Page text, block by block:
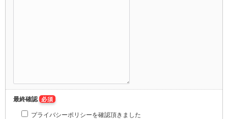
最終確認 必須
プライバシーポリシーを確認頂きました